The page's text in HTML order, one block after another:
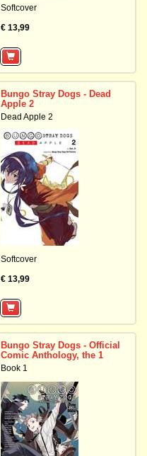
Softcover
€ 13,99
Bungo Stray Dogs - Dead
Apple 2
Dead Apple 2
Softcover
€ 13,99
Bungo Stray Dogs - Official
Comic Anthology, the 1
Book 1